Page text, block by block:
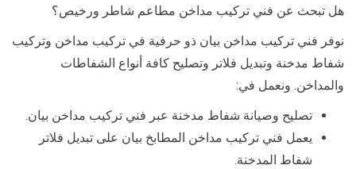
هل تبحث عن فني تركيب مداخن مطاعم شاطر ورخيص؟
نوفر فني تركيب مداخن بيان ذو حرفية في تركيب مداخن وتركيب
شفاط مدخنة وتبديل فلاتر وتصليح كافة أنواع الشفاطات
والمداخن. ونعمل في:
تصليح وصيانة شفاط مدخنة عبر فني تركيب مداخن بيان.
يعمل فني تركيب مداخن المطابخ بيان على تبديل فلاتر
شفاط المدخنة.